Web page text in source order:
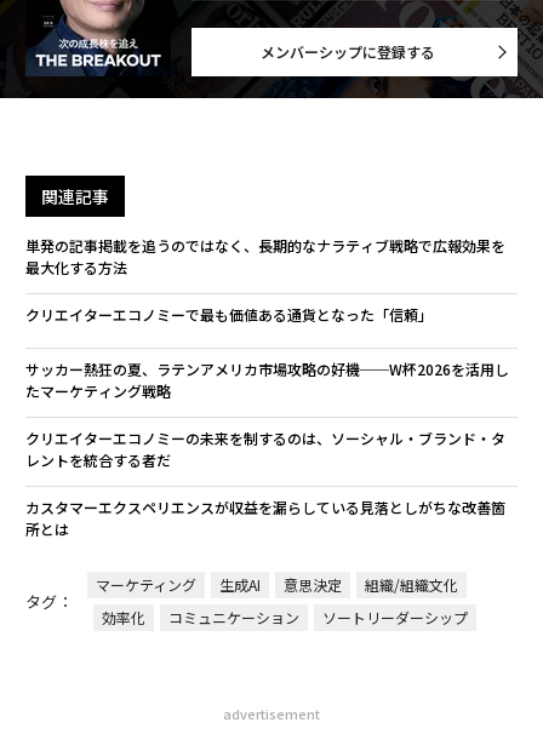
メンバーシップに登録する
関連記事
単発の記事掲載を追うのではなく、長期的なナラティブ戦略で広報効果を
最大化する方法
クリエイターエコノミーで最も価値ある通貨となった「信頼」
サッカー熱狂の夏、ラテンアメリカ市場攻略の好機──W杯2026を活用し
たマーケティング戦略
クリエイターエコノミーの未来を制するのは、ソーシャル・ブランド・タ
レントを統合する者だ
カスタマーエクスペリエンスが収益を漏らしている――見落としがちな改善箇
所とは
タグ：
マーケティング 生成AI 意思決定
組織/組織文化
効率化
コミュニケーション ソートリーダーシップ
advertisement